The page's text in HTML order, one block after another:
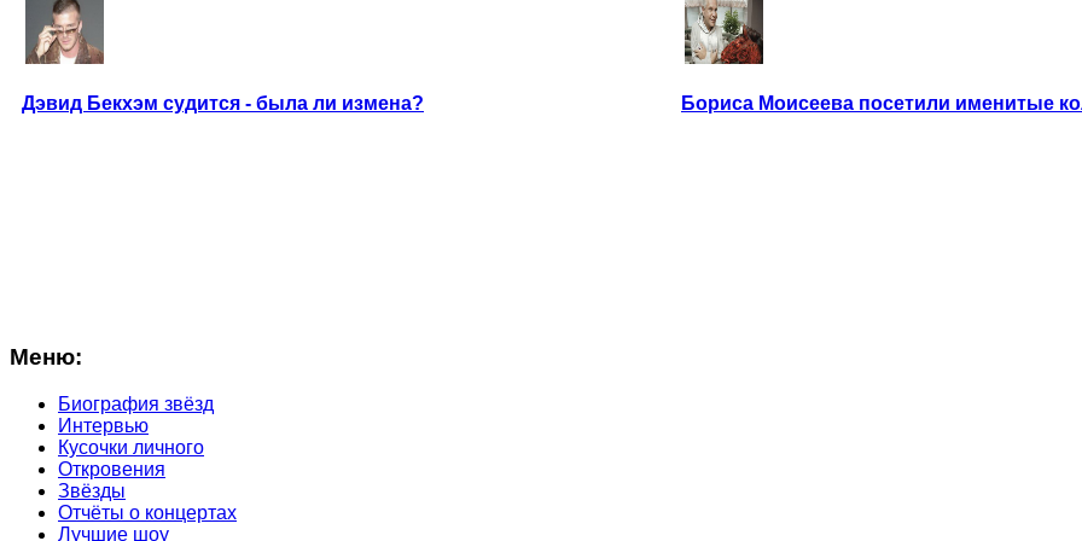
Дэвид Бекхэм судится - была ли измена? Бориса Моисеева посетили именитые
Меню:
Биография звёзд
Интервью
Кусочки личного
Откровения
Звёзды
Отчёты о концертах
Лучшие шоу